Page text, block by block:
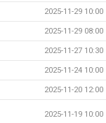
2025-11-29 10:00
2025-11-29 08:00
2025-11-27 10:30
2025-11-24 10:00
2025-11-20 12:00
2025-11-19 10:00